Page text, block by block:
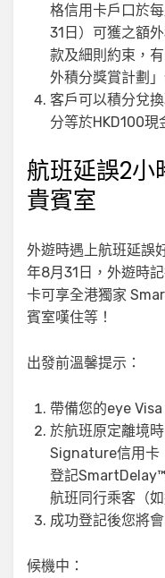
格信用卡戶口於
31日）可獲之額
款及細則約束，
外積分獎賞計劃
客戶可以積分兌
分等於HKD100
航班延誤2
貴賓室
外遊時遇上航班延誤
年8月31日，外遊時
卡可享全港獨家
賓室嘆住等！
出發前溫馨提示：
帶備您的eye
於航班原定離境
Signature信用卡
登記
航班同行乘客（
成功登記後您將
候機中：